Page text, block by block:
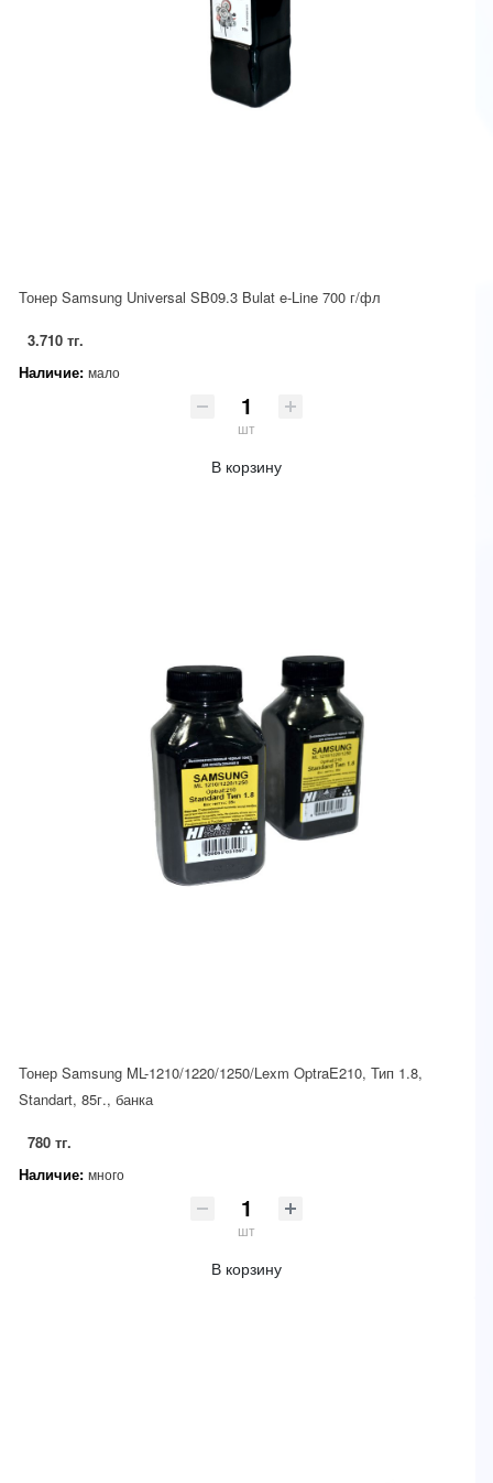
Тонер Samsung Universal SB09.3 Bulat e-Line 700 г/фл
3.710 тг.
Наличие: мало
шт
В корзину
Тонер Samsung ML-1210/1220/1250/Lexm OptraE210, Тип 1.8,
Standart, 85г., банка
780 тг.
Наличие: много
шт
В корзину